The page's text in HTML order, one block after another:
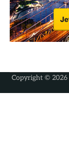
Copyright © 2026